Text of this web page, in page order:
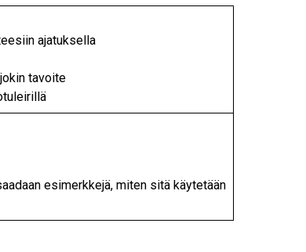
ajatuksella
tavoite
esimerkkejä, miten sitä käytetään